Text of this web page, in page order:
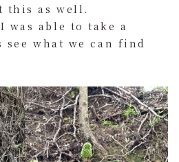
this as well.
able to take a
what we can find